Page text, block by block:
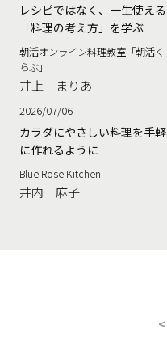
レシピではなく、一生使える
「料理の考え方」を学ぶ
朝活オンライン料理教室「朝活く
らぶ」
井上 まりあ
2026/07/06
カラダにやさしい料理を手軽
に作れるように
Blue Rose Kitchen
井内 麻子